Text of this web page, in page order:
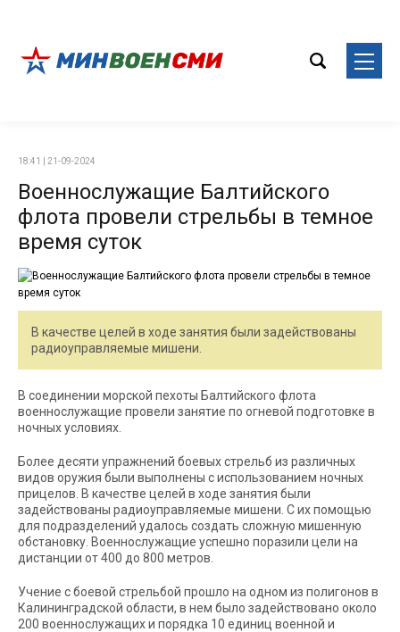
18:41 | 21-09-2024
Военнослужащие Балтийского
флота провели стрельбы в темное
время суток
В качестве целей в ходе занятия были задействованы
радиоуправляемые мишени.
В соединении морской пехоты Балтийского флота
военнослужащие провели занятие по огневой подготовке в
ночных условиях.
Более десяти упражнений боевых стрельб из различных
видов оружия были выполнены с использованием ночных
прицелов. В качестве целей в ходе занятия были
задействованы радиоуправляемые мишени. С их помощью
для подразделений удалось создать сложную мишенную
обстановку. Военнослужащие успешно поразили цели на
дистанции от 400 до 800 метров.
Учение с боевой стрельбой прошло на одном из полигонов в
Калининградской области, в нем было задействовано около
200 военнослужащих и порядка 10 единиц военной и